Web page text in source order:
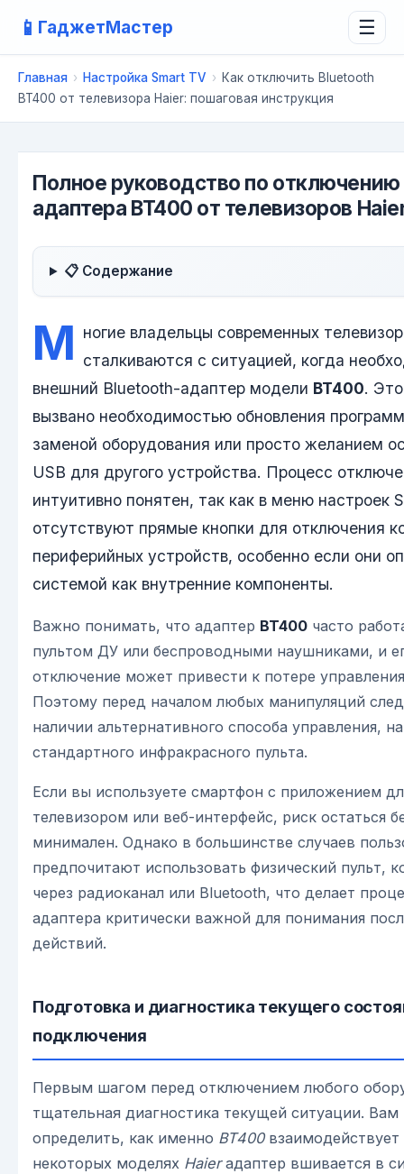
📱 ГаджетМастер ☰
Главная › Настройка Smart TV › Как отключить Bluetooth
BT400 от телевизора Haier: пошаговая инструкция
Полное руководство по
адаптера BT400 от телевизоров
📋 Содержание
М ногие владельцы современных
сталкиваются с ситуацией, когда
внешний Bluetooth-адаптер модели BT400.
вызвано необходимостью обновления
заменой оборудования или просто желанием
USB для другого устройства. Процесс
интуитивно понятен, так как в меню настроек
отсутствуют прямые кнопки для отключения
периферийных устройств, особенно если они
системой как внутренние компоненты.
Важно понимать, что адаптер BT400 часто
пультом ДУ или беспроводными наушниками, и
отключение может привести к потере
Поэтому перед началом любых манипуляций
наличии альтернативного способа управления,
стандартного инфракрасного пульта.
Если вы используете смартфон с приложением
телевизором или веб-интерфейс, риск остаться
минимален. Однако в большинстве случаев
предпочитают использовать физический пульт,
через радиоканал или Bluetooth, что делает
адаптера критически важной для понимания
действий.
Подготовка и диагностика текущего
подключения
Первым шагом перед отключением любого
тщательная диагностика текущей ситуации.
определить, как именно BT400взаимодействует
некоторых моделях Haierадаптер вшивается в